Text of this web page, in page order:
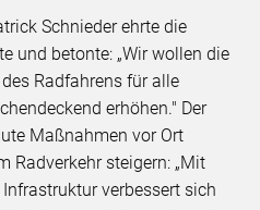
Schnieder ehrte die
und betonte: „Wir wollen die
Radfahrens für alle
erhöhen." Der
Maßnahmen vor Ort
Radverkehr steigern: „Mit
verbessert sich